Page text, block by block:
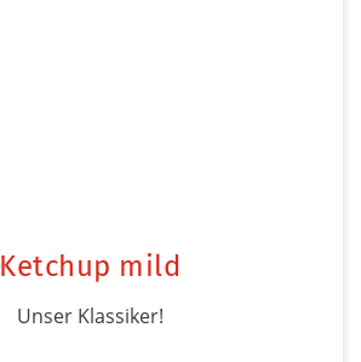
Ketchup mild
Unser Klassiker!